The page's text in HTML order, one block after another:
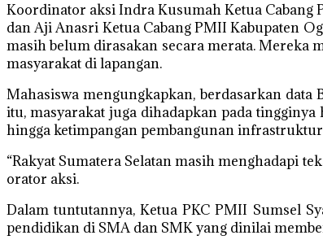
Koordinator aksi Indra Kusumah Ketua Cabang
dan Aji Anasri Ketua Cabang PMII Kabupaten
masih belum dirasakan secara merata. Mereka
masyarakat di lapangan.
Mahasiswa mengungkapkan, berdasarkan
itu, masyarakat juga dihadapkan pada
hingga ketimpangan pembangunan
“Rakyat Sumatera Selatan masih menghadapi
orator aksi.
Dalam tuntutannya, Ketua PKC PMII Sumsel
pendidikan di SMA dan SMK yang dinilai